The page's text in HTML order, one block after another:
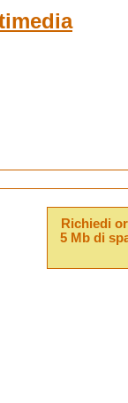
Richiedi
5 Mb di